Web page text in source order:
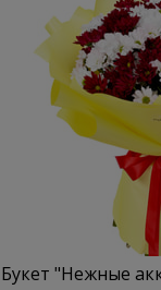
Букет "Нежные